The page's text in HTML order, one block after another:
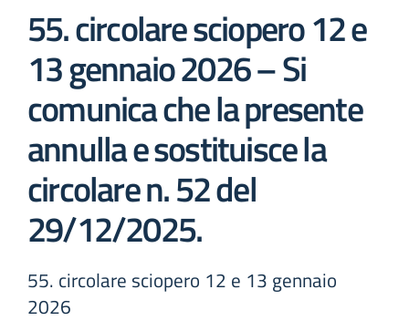
55. circolare sciopero 12 e
13 gennaio 2026 – Si
comunica che la presente
annulla e sostituisce la
circolare n. 52 del
29/12/2025.
55. circolare sciopero 12 e 13 gennaio
2026